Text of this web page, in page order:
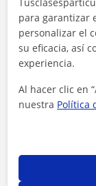
1ª clase
para garantizar
personalizar el
su eficacia, así
experiencia.
Al hacer clic en
nuestra Política